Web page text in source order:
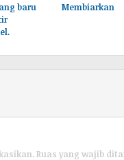
baru
Membiarkan
Ruas yang wajib